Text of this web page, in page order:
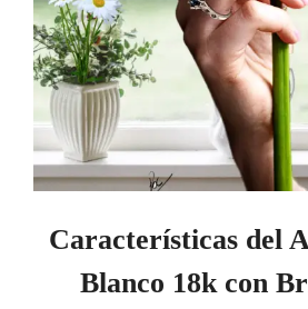
Características del
Blanco 18k con